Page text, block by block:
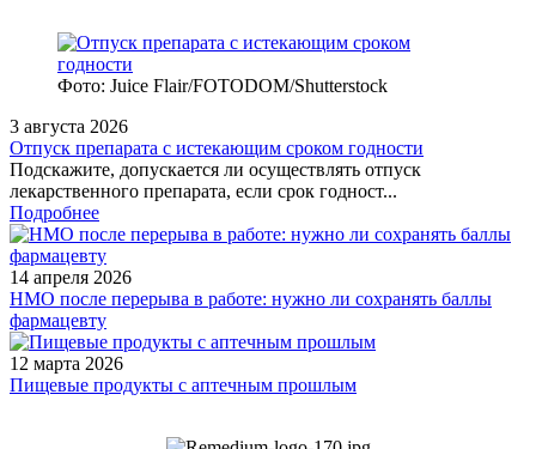
Фото: Juice Flair/FOTODOM/Shutterstoсk
3 августа 2026
Отпуск препарата с истекающим сроком годности
Подскажите, допускается ли осуществлять отпуск
лекарственного препарата, если срок годност...
Подробнее
14 апреля 2026
НМО после перерыва в работе: нужно ли сохранять баллы
фармацевту
12 марта 2026
Пищевые продукты с аптечным прошлым